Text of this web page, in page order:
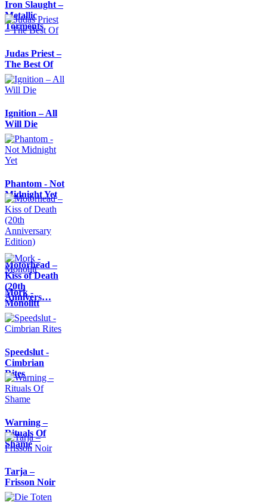
Iron Slaught –
Metallic
Torments
Judas Priest –
The Best Of
Ignition – All
Will Die
Phantom - Not
Midnight Yet
Motörhead –
Kiss of Death
(20th
Annivers…
Mork -
Monolitt
Speedslut -
Cimbrian
Rites
Warning –
Rituals Of
Shame
Tarja –
Frisson Noir